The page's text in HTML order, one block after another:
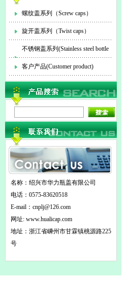
螺纹盖系列（Screw caps）
旋开盖系列（Twist caps）
不锈钢盖系列(Stainless steel bottle
cap)
客户产品(Customer product)
名称：绍兴市华力瓶盖有限公司
电话：0575-83620518
E-mail： cnplj@126.com
网址: www.hualicap.com
地址：浙江省嵊州市甘霖镇桃源路225
号